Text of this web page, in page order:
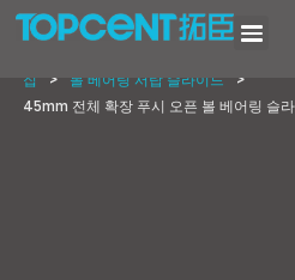
집 > 볼 베어링 서랍 슬라이드
>
45mm 전체 확장 푸시 오픈 볼 베어링 슬